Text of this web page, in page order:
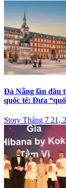
Đà Nẵng lần đầu
quốc tế: Đưa
Story Tháng 7 21,